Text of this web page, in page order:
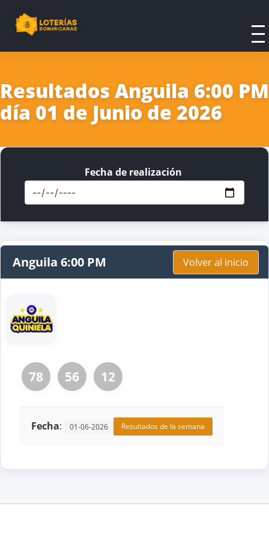
Resultados Anguila 6:00 PM
día 01 de Junio de 2026
Fecha de realización
Anguila 6:00 PM Volver al inicio
78 56 12
Fecha: 01-06-2026 Resultados de la semana